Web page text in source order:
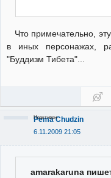
Что примечательно,
в иных персонажах,
"Буддизм Тибета"...
Pema Chudzin
6.11.2009 21:05
Неактивен
amarakaruna